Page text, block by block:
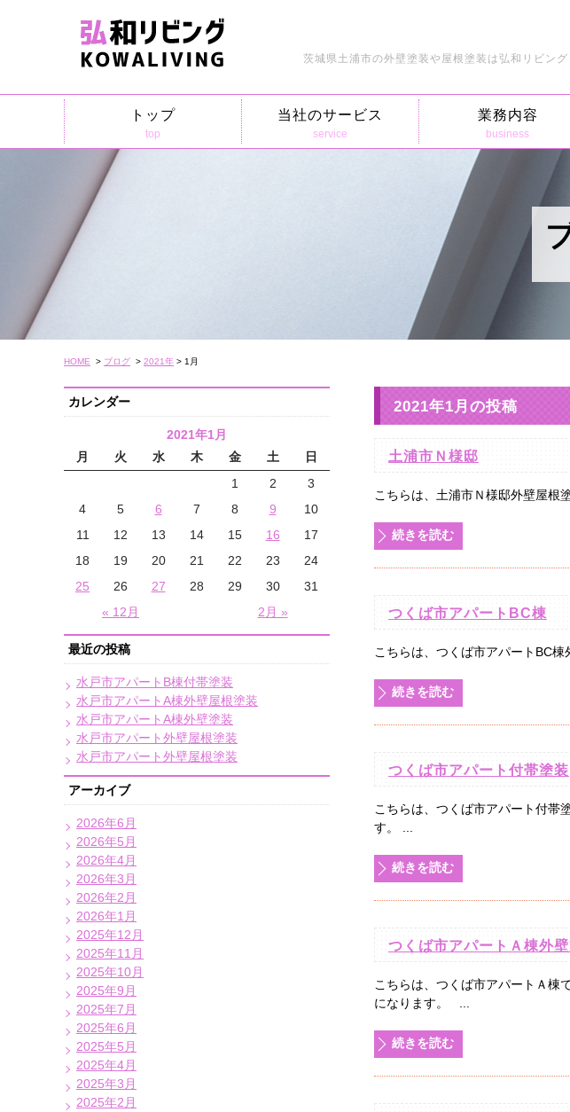
茨城県土浦市の外壁塗装や屋根塗装は弘和リビング
トップ
top
当社のサービス
service
業務内容
business
HOME > ブログ > 2021年 > 1月
2021年1月の投稿
土浦市Ｎ様邸
こちらは、土浦市Ｎ様邸外壁屋根
続きを読む
つくば市アパートBC棟
こちらは、つくば市アパートBC
続きを読む
つくば市アパート付帯塗装
こちらは、つくば市アパート付帯
す。 ...
続きを読む
つくば市アパートＡ棟外
こちらは、つくば市アパートＡ棟
になります。 ...
続きを読む
カレンダー
2021年1月
月
火 水 木 金 土 日
« 12月 2月 »
1 2
3
4
5 6 7 8 9
10
11
12 13 14 15 16
17
18
19 20 21 22 23
24
25
26 27 28 29 30 31
最近の投稿
水戸市アパートB棟付帯塗装
水戸市アパートA棟外壁屋根塗装
水戸市アパートA棟外壁塗装
水戸市アパート外壁屋根塗装
水戸市アパート外壁屋根塗装
アーカイブ
2026年6月
2026年5月
2026年4月
2026年3月
2026年2月
2026年1月
2025年12月
2025年11月
2025年10月
2025年9月
2025年7月
2025年6月
2025年5月
2025年4月
2025年3月
2025年2月